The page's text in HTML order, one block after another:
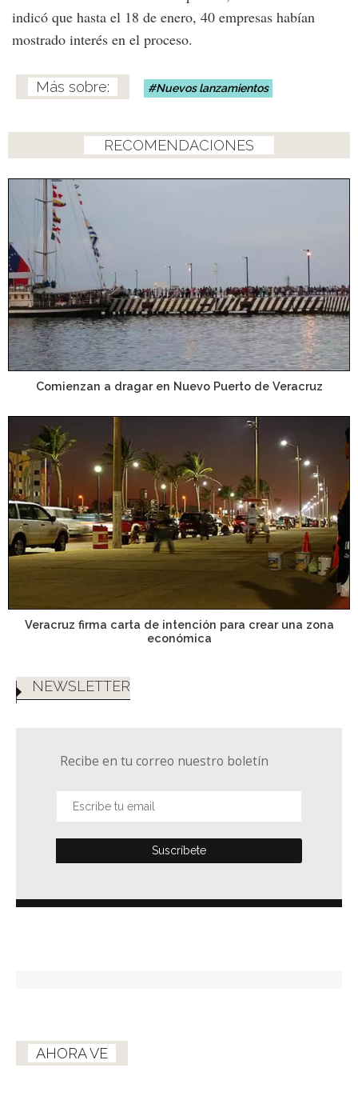
indicó que hasta el 18 de enero, 40 empresas habían
mostrado interés en el proceso.
Nuevos lanzamientos
RECOMENDACIONES
Comienzan a dragar en Nuevo Puerto de Veracruz
Veracruz firma carta de intención para crear una zona
económica
NEWSLETTER
Recibe en tu correo nuestro boletín
AHORA VE